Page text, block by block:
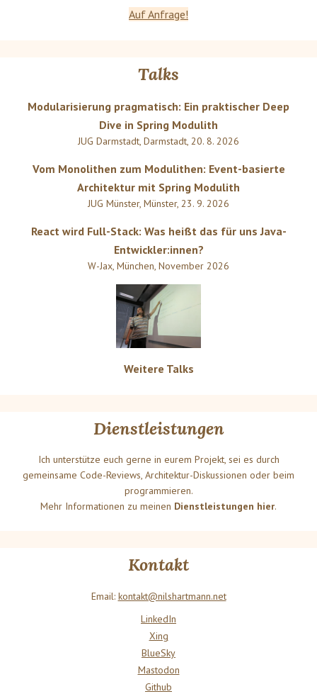
Auf Anfrage!
Talks
Modularisierung pragmatisch: Ein praktischer Deep
Dive in Spring Modulith
JUG Darmstadt, Darmstadt, 20. 8. 2026
Vom Monolithen zum Modulithen: Event-basierte
Architektur mit Spring Modulith
JUG Münster, Münster, 23. 9. 2026
React wird Full-Stack: Was heißt das für uns Java-
Entwickler:innen?
W-Jax, München, November 2026
Weitere Talks
Dienstleistungen
Ich unterstütze euch gerne in eurem Projekt, sei es durch
gemeinsame Code-Reviews, Architektur-Diskussionen oder beim
programmieren.
Mehr Informationen zu meinen Dienstleistungen hier.
Kontakt
Email: kontakt@nilshartmann.net
LinkedIn
Xing
BlueSky
Mastodon
Github